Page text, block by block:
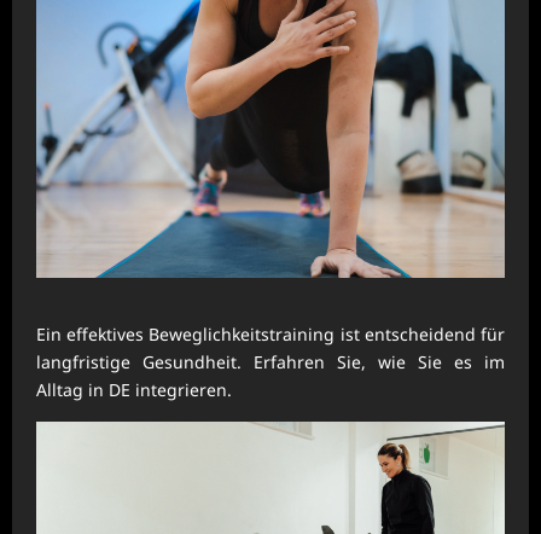
Ein effektives Beweglichkeitstraining ist entscheidend für
langfristige Gesundheit. Erfahren Sie, wie Sie es im
Alltag in DE integrieren.